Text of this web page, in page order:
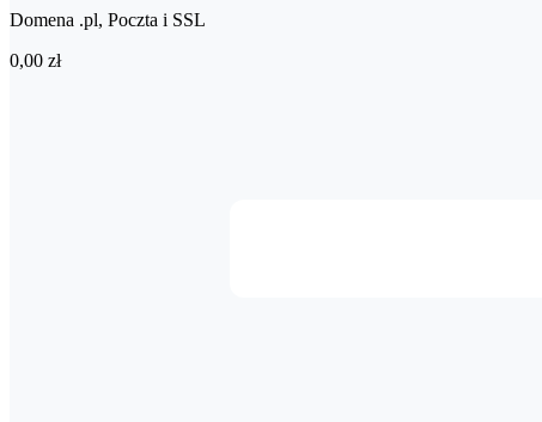
Domena .pl, Poczta i SSL
0,00 zł